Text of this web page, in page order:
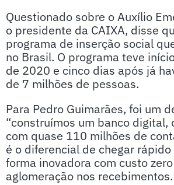
Questionado sobre o Auxílio
o presidente da CAIXA, disse
programa de inserção social
no Brasil. O programa teve
de 2020 e cinco dias após já
de 7 milhões de pessoas.
Para Pedro Guimarães, foi um
“construímos um banco digital,
com quase 110 milhões de
é o diferencial de chegar
forma inovadora com custo
aglomeração nos recebimentos.